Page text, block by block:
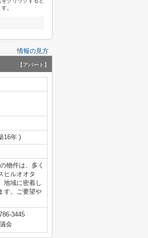
。
情報の見方
【アパート】
16年 )
物件は、多く
ヒルオオタ
地域に密着し
す。ご要望や
3445
会